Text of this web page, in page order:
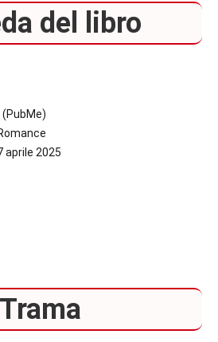
del libro
aprile 2025
Trama